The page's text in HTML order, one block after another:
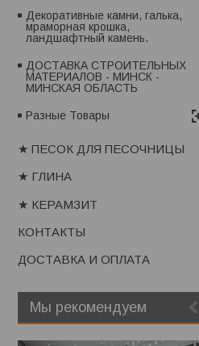
Декоративные камни, галька,
мраморная крошка,
ландшафтный камень.
ДОСТАВКА СТРОИТЕЛЬНЫХ
МАТЕРИАЛОВ - МИНСК -
МИНСКАЯ ОБЛАСТЬ
Разные Товары
★ ПЕСОК ДЛЯ ПЕСОЧНИЦЫ
★ ГЛИНА
★ КЕРАМЗИТ
КОНТАКТЫ
ДОСТАВКА И ОПЛАТА
Мы рекомендуем